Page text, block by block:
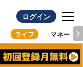
ログイン
ライフ マネー